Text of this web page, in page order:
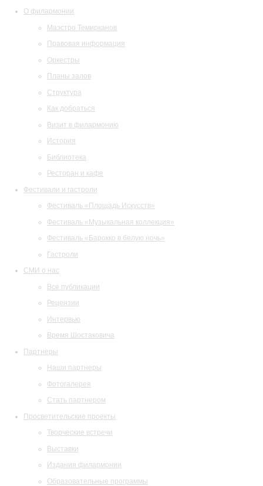
О филармонии
Маэстро Темирканов
Правовая информация
Оркестры
Планы залов
Структура
Как добраться
Визит в филармонию
История
Библиотека
Ресторан и кафе
Фестивали и гастроли
Фестиваль «Площадь Искусств»
Фестиваль «Музыкальная коллекция»
Фестиваль «Барокко в белую ночь»
Гастроли
СМИ о нас
Все публикации
Рецензии
Интервью
Время Шостаковича
Партнеры
Наши партнеры
Фотогалерея
Стать партнером
Просветительские проекты
Творческие встречи
Выставки
Издания филармонии
Образовательные программы